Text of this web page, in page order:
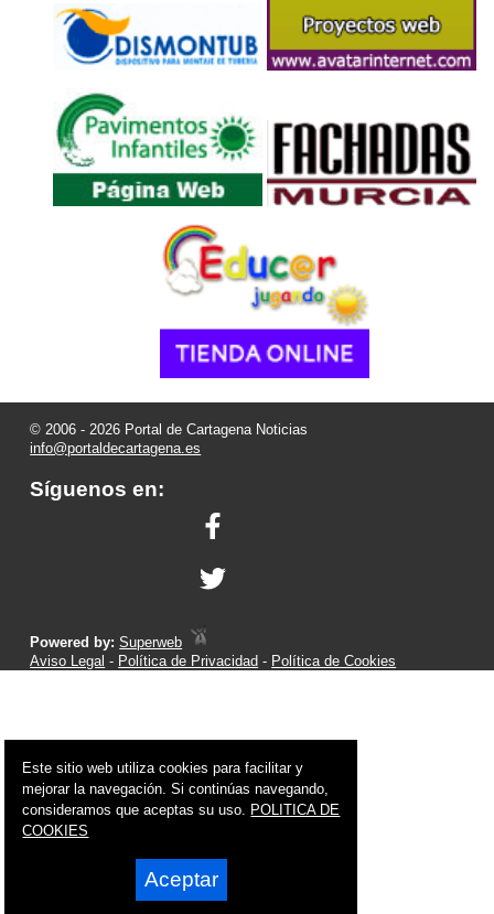
© 2006 - 2026 Portal de Cartagena Noticias
info@portaldecartagena.es
Síguenos en:
Powered by:Superweb
Aviso Legal - Política de Privacidad - Política de Cookies
Este sitio web utiliza cookies para facilitar y
mejorar la navegación. Si continúas navegando,
consideramos que aceptas su uso. POLITICA DE
COOKIES
Aceptar